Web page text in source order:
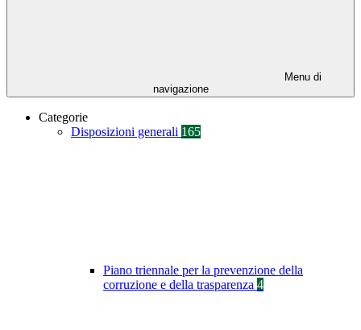
Menu di
navigazione
Categorie
Disposizioni generali 165
Piano triennale per la prevenzione della
corruzione e della trasparenza 4